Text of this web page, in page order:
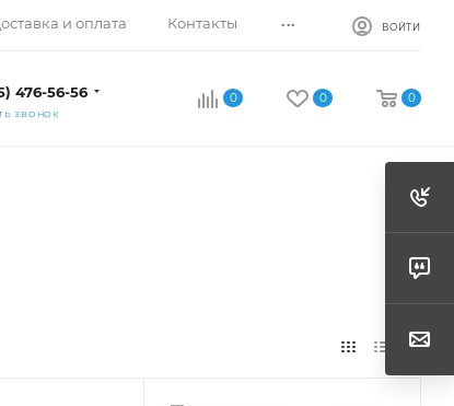
и оплата Контакты ... ВОЙТИ
476-56-56
ЗВОНОК
0 0 0